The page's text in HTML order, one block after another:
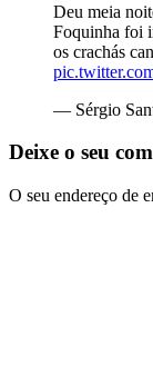
Deu meia
Foquinha foi
os crachás
— Sérgio
Deixe o seu
O seu endereço de